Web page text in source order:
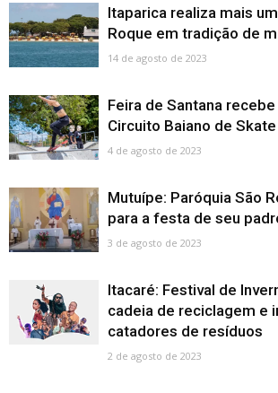
Itaparica realiza mais
Roque em tradição de
14 de agosto de 2023
Feira de Santana recebe
Circuito Baiano de
4 de agosto de 2023
Mutuípe: Paróquia São
para a festa de seu
3 de agosto de 2023
Itacaré: Festival de
cadeia de reciclagem e
catadores de resíduos
2 de agosto de 2023